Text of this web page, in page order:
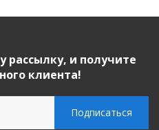
и получите
клиента!